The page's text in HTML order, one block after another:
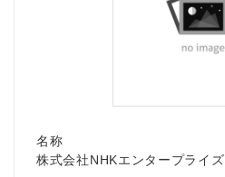
名称
株式会社NHKエンタープライズ